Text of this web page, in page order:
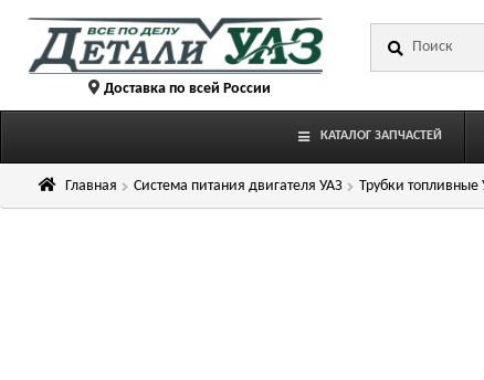
Перейти
Перейти
содержимому Доставка по всей России
КАТАЛОГ ЗАПЧАСТЕЙ
Главная Система питания двигателя УАЗ Трубки топливные